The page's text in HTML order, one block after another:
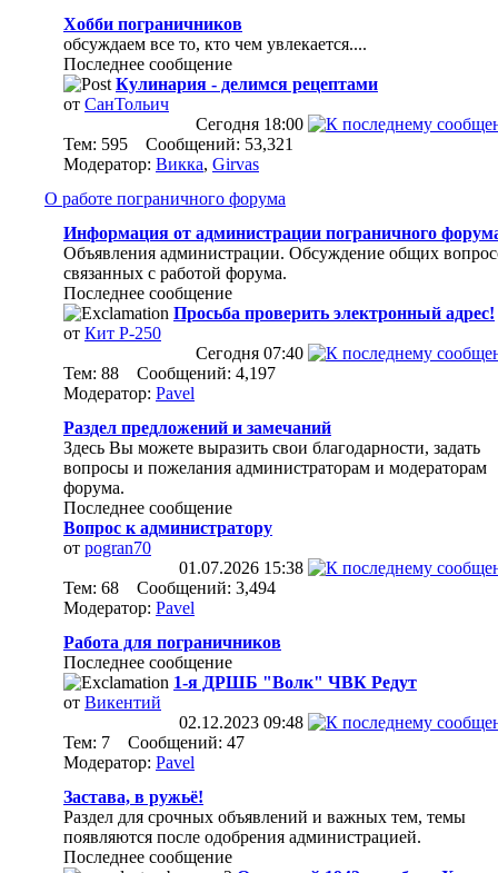
Хобби пограничников
обсуждаем все то, кто чем увлекается....
Последнее сообщение
Кулинария - делимся рецептами
от СанТольич
Сегодня 18:00
Тем: 595 Сообщений: 53,321
Модератор: Викка, Girvas
О работе пограничного форума
Информация от администрации пограничного
Объявления администрации. Обсуждение общих
связанных с работой форума.
Последнее сообщение
Просьба проверить электронный адрес!
от Кит Р-250
Сегодня 07:40
Тем: 88 Сообщений: 4,197
Модератор: Pavel
Раздел предложений и замечаний
Здесь Вы можете выразить свои благодарности, задать
вопросы и пожелания администраторам и модераторам
форума.
Последнее сообщение
Вопрос к администратору
от pogran70
01.07.2026 15:38
Тем: 68 Сообщений: 3,494
Модератор: Pavel
Работа для пограничников
Последнее сообщение
1-я ДРШБ "Волк" ЧВК Редут
от Викентий
02.12.2023 09:48
Тем: 7 Сообщений: 47
Модератор: Pavel
Застава, в ружьё!
Раздел для срочных объявлений и важных тем, темы
появляются после одобрения администрацией.
Последнее сообщение